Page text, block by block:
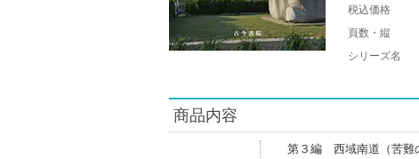
税込価格
頁数・縦
シリーズ名
商品内容
第３編 西域南道（苦難